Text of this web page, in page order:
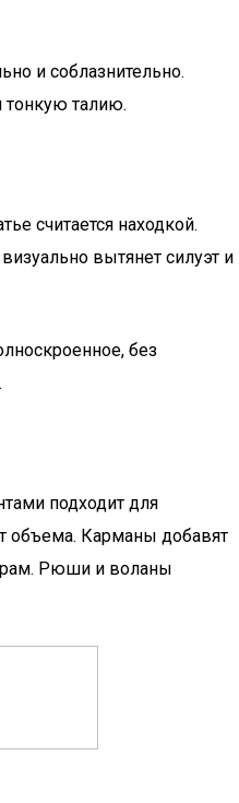
и соблазнительно.
тонкую талию.
считается находкой.
вытянет силуэт и
без
подходит для
объема. Карманы добавят
Рюши и воланы